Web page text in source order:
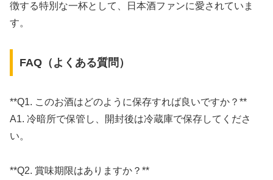
徴する特別な一杯として、日本酒ファンに愛されていま
す。
FAQ（よくある質問）
**Q1. このお酒はどのように保存すれば良いですか？**
A1. 冷暗所で保管し、開封後は冷蔵庫で保存してくださ
い。
**Q2. 賞味期限はありますか？**